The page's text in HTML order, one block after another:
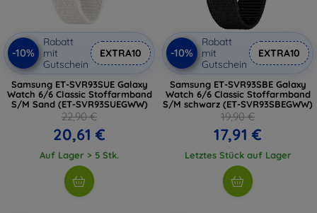
-10%
Rabatt
mit
Gutschein
EXTRA10
Samsung ET-SVR93SUE Galaxy
Watch 6/6 Classic Stoffarmband
S/M Sand (ET-SVR93SUEGWW)
22,90 €
20,61 €
Auf Lager > 5 Stk.
-10%
Rabatt
mit
Gutschein
EXTRA10
Samsung ET-SVR93SBE Galaxy
Watch 6/6 Classic Stoffarmband
S/M schwarz (ET-SVR93SBEGWW)
19,90 €
17,91 €
Letztes Stück auf Lager